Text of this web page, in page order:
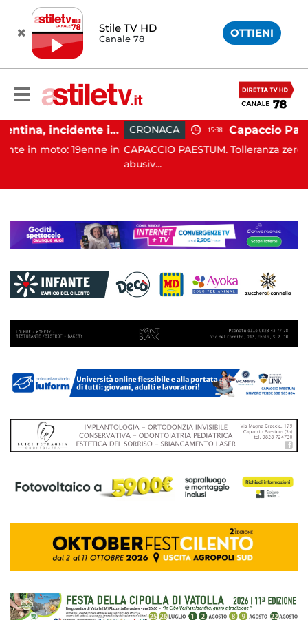
Stile TV HD
Canale 78 OTTIENI
Altavilla Silentina, incidente in moto nella notte: 19enne in prognosi riservata
in
CRONACA 15:38
CAPACCIO PAESTUM. Tolleranza zero contro